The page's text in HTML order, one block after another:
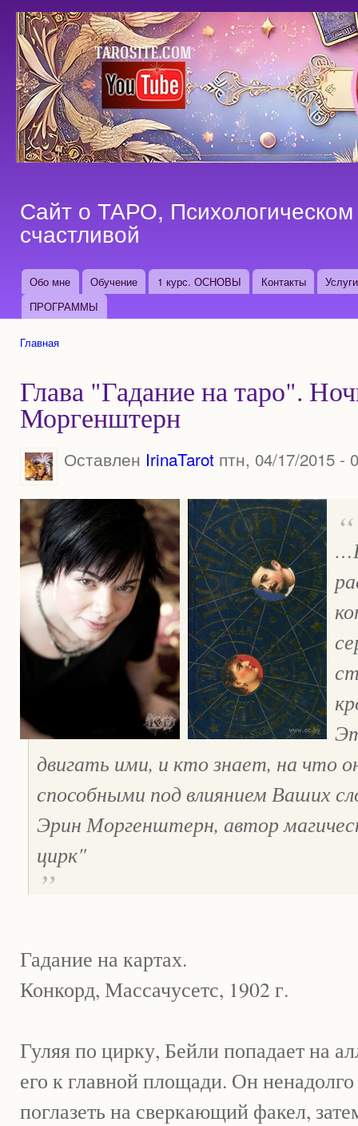
Сайт о ТАРО,
счастливой
Основные ссылки
Обо мне Обучение 1 курс. ОСНОВЫ Контакты
Услуги
ПРОГРАММЫ
Главная
Глава "Гадание на таро".
Моргенштерн
Оставлен IrinaTarotптн, 04/17/2015 -
двигать ими, и кто знает, на что
способными под влиянием Ваших
Эрин Моргенштерн, автор
цирк"
Гадание на картах.
Конкорд, Массачусетс, 1902 г.
Гуляя по цирку, Бейли попадает на
его к главной площади. Он ненадолго
поглазеть на сверкающий факел,